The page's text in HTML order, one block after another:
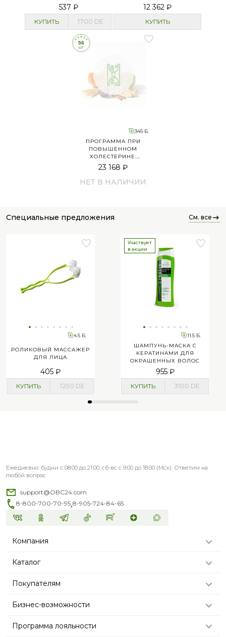
537 ₽
КУПИТЬ 1700 DE
ЗАКРЕПЛЯЮЩИЙ ЭТАП
12 362 ₽
КУПИТЬ
345 Б.
ПРОГРАММА ПРИ
ПОВЫШЕННОМ
ХОЛЕСТЕРИНЕ:
ОСНОВНОЙ ЭТАП
23 168 ₽
НЕТ В НАЛИЧИИ
специальные предложения см. все
4.5 Б.
РОЛИКОВЫЙ МАССАЖЕР
ДЛЯ ЛИЦА
405 ₽
КУПИТЬ 1250 DE
Участвует
в акции
11.5 Б.
ШАМПУНЬ-МАСКА С
КЕРАТИНАМИ ДЛЯ
ОКРАШЕННЫХ ВОЛОС
955 ₽
КУПИТЬ 3100 DE
Ежедневно: будни с 08:00 до 21:00, сб-вс с 9:00 до 18:00 (Мск). Ответим на
любой вопрос
support@OBC24.com
8-800-700-70-95,8-905-724-84-65
Компания
Каталог
Покупателям
Бизнес-возможности
Программа лояльности